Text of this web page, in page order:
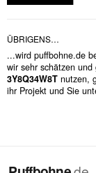
ÜBRIGENS…
...wird puffbohne.de
wir sehr schätzen
3Y8Q34W8T nutzen,
ihr Projekt und Sie